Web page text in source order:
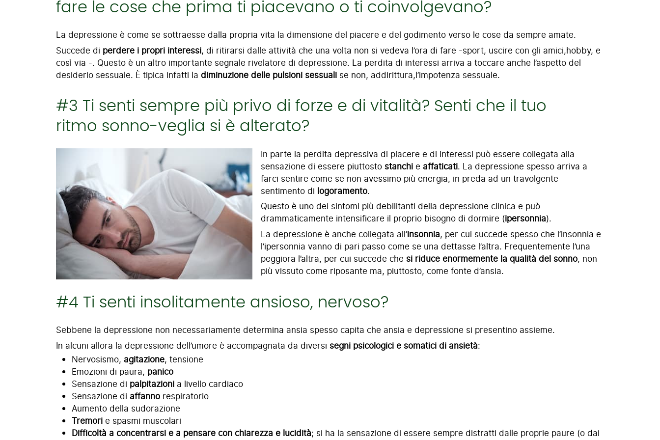
fare le cose che prima ti piacevano o ti coinvolgevano?
La depressione è come se sottraesse dalla propria vita la dimensione del piacere e del godimento verso le cose da sempre amate.
Succede di perdere i propri interessi, di ritirarsi dalle attività che una volta non si vedeva l’ora di fare -sport, uscire con gli amici,hobby, e
così via -. Questo è un altro importante segnale rivelatore di depressione. La perdita di interessi arriva a toccare anche l’aspetto del
desiderio sessuale. È tipica infatti la diminuzione delle pulsioni sessuali se non, addirittura,l’impotenza sessuale.
#3 Ti senti sempre più privo di forze e di vitalità? Senti che il tuo
ritmo sonno-veglia si è alterato?
In parte la perdita depressiva di piacere e di interessi può essere collegata alla
sensazione di essere piuttosto stanchie affaticati. La depressione spesso arriva a
farci sentire come se non avessimo più energia, in preda ad un travolgente
sentimento di logoramento.
Questo è uno dei sintomi più debilitanti della depressione clinica e può
drammaticamente intensificare il proprio bisogno di dormire (ipersonnia).
La depressione è anche collegata all’insonnia, per cui succede spesso che l’insonnia e
l’ipersonnia vanno di pari passo come se una dettasse l’altra. Frequentemente l’una
peggiora l’altra, per cui succede che si riduce enormemente la qualità del sonno, non
più vissuto come riposante ma, piuttosto, come fonte d’ansia.
#4 Ti senti insolitamente ansioso, nervoso?
Sebbene la depressione non necessariamente determina ansia spesso capita che ansia e depressione si presentino assieme.
In alcuni allora la depressione dell’umore è accompagnata da diversi segni psicologici e somatici di ansietà:
Nervosismo, agitazione, tensione
Emozioni di paura, panico
Sensazione di palpitazioni a livello cardiaco
Sensazione di affanno respiratorio
Aumento della sudorazione
Tremorie spasmi muscolari
Difficoltà a concentrarsi e a pensare con chiarezza e lucidità; si ha la sensazione di essere sempre distratti dalle proprie paure (o dai